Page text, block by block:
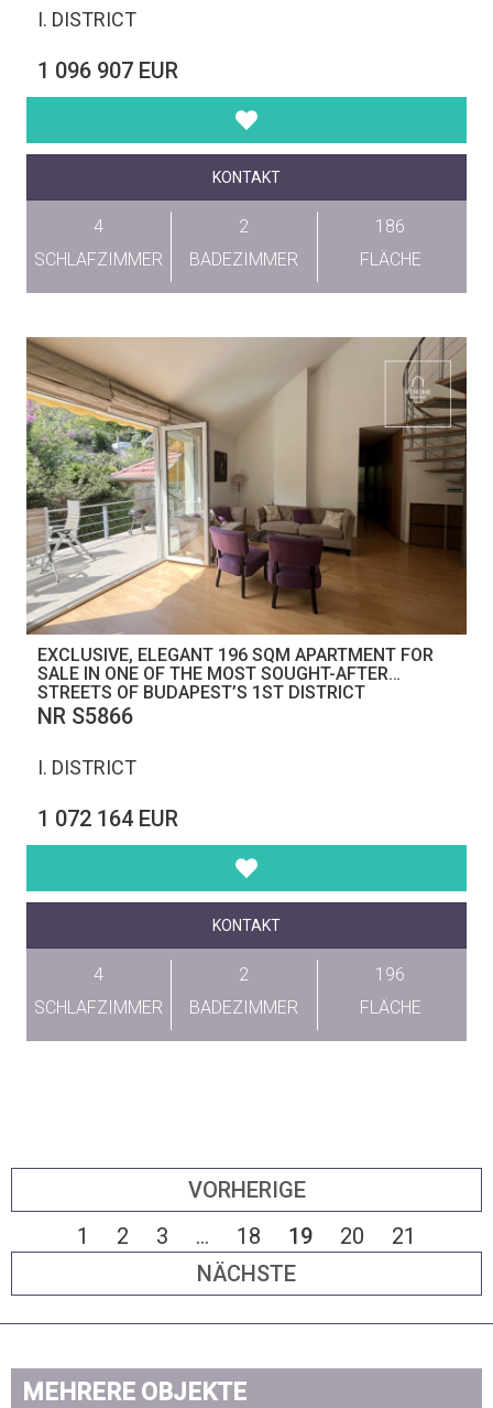
I. DISTRICT
1 096 907 EUR
KONTAKT
4
SCHLAFZIMMER
2
BADEZIMMER
186
FLÄCHE
EXCLUSIVE, ELEGANT 196 SQM APARTMENT FOR
SALE IN ONE OF THE MOST SOUGHT-AFTER
STREETS OF BUDAPEST’S 1ST DISTRICT
NR S5866
I. DISTRICT
1 072 164 EUR
KONTAKT
4
SCHLAFZIMMER
2
BADEZIMMER
196
FLÄCHE
VORHERIGE
1
2 3 ... 18 19 20
21
NÄCHSTE
MEHRERE OBJEKTE